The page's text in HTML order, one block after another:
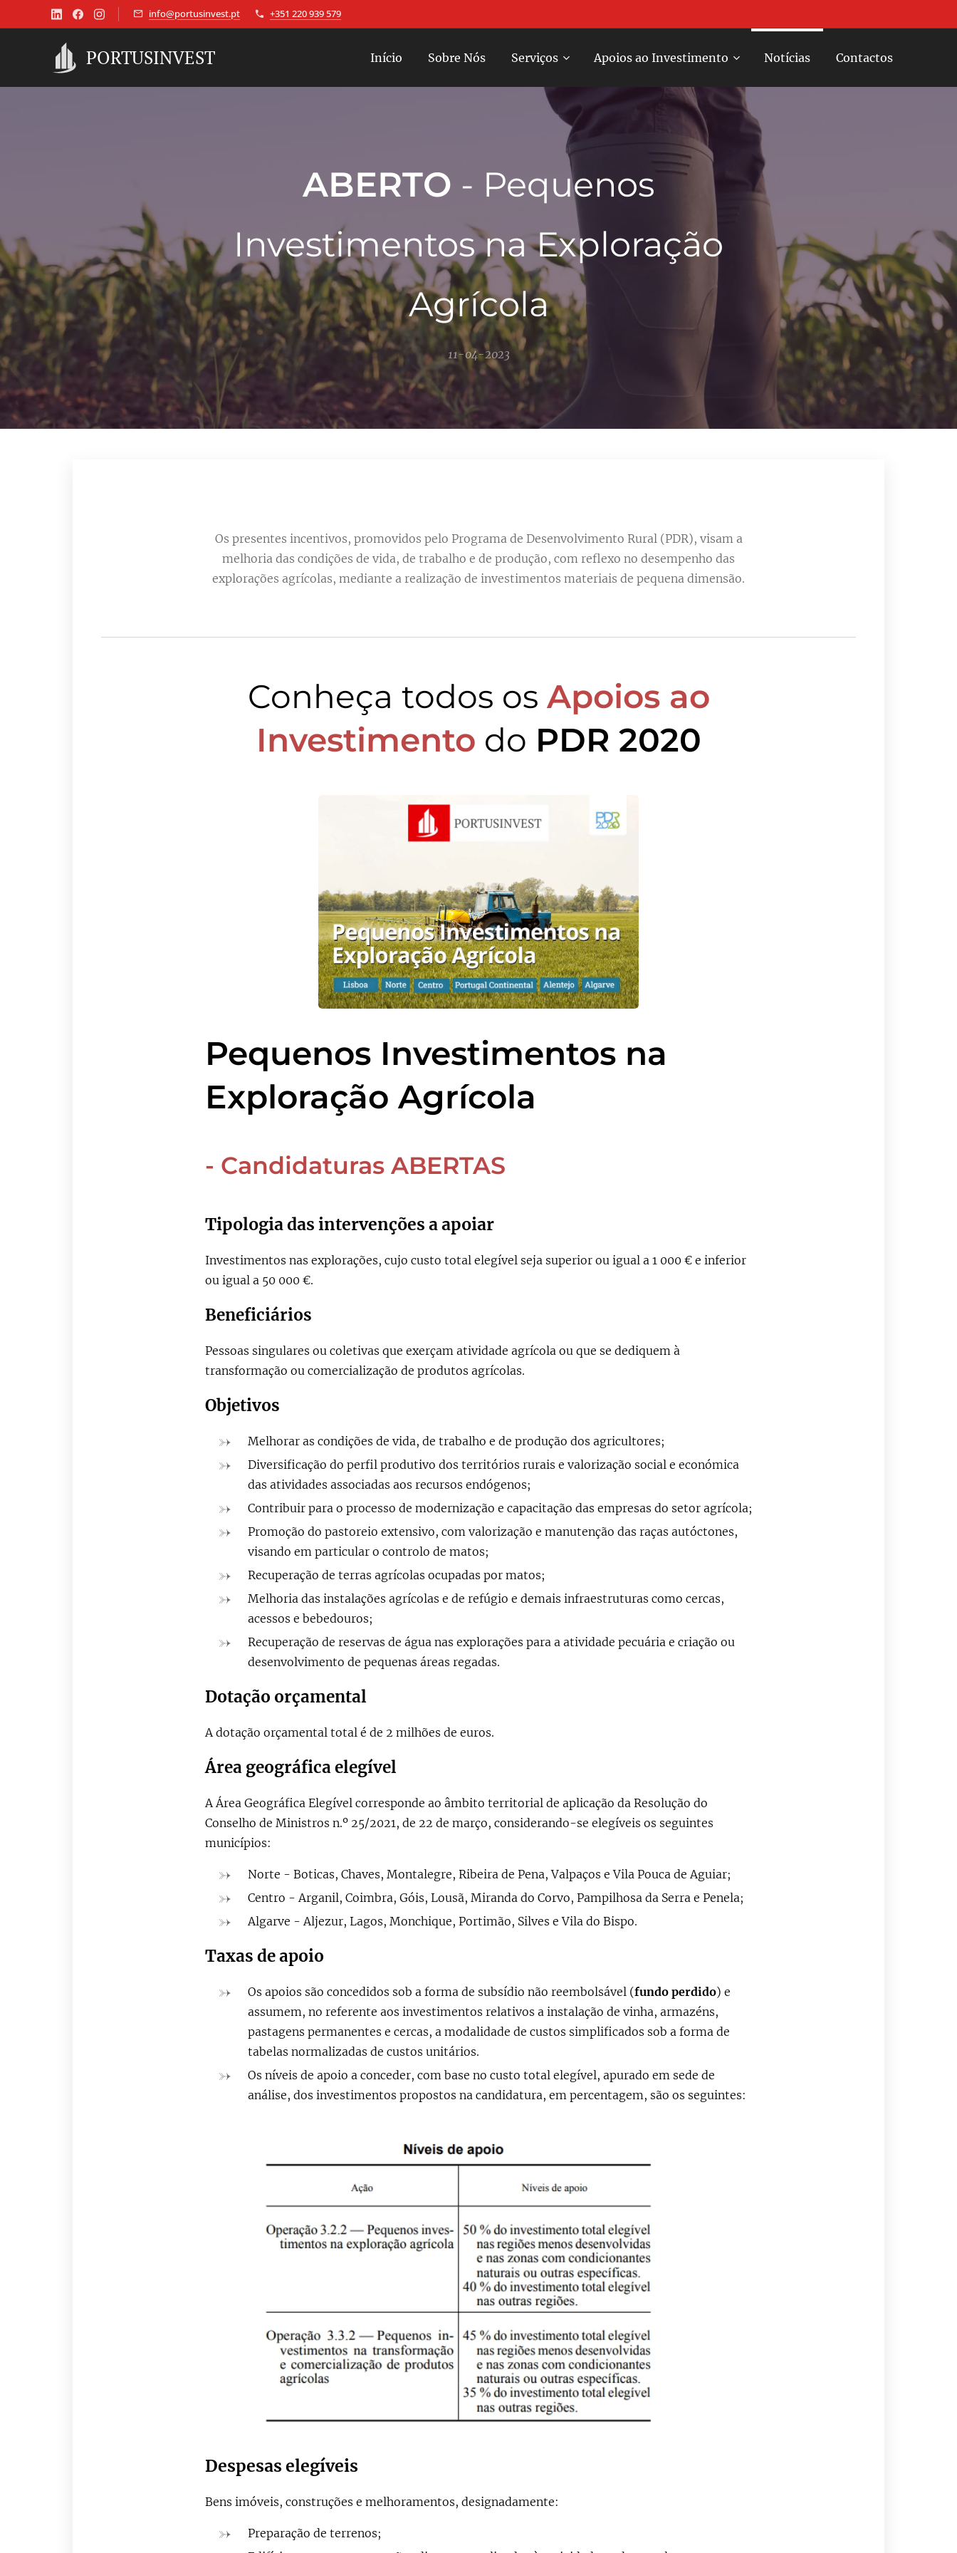
info@portusinvest.pt +351 220 939 579
PORTUSINVEST Início Sobre Nós Serviços Apoios ao Investimento Notícias Contactos
ABERTO - Pequenos
Investimentos na Exploração
Agrícola
11-04-2023
Os presentes incentivos, promovidos pelo Programa de Desenvolvimento Rural (PDR), visam a
melhoria das condições de vida, de trabalho e de produção, com reflexo no desempenho das
explorações agrícolas, mediante a realização de investimentos materiais de pequena dimensão.
Conheça todos os Apoios ao
Investimento do PDR 2020
Pequenos Investimentos na
Exploração Agrícola
- Candidaturas ABERTAS
Tipologia das intervenções a apoiar
Investimentos nas explorações, cujo custo total elegível seja superior ou igual a 1 000 € e inferior
ou igual a 50 000 €.
Beneficiários
Pessoas singulares ou coletivas que exerçam atividade agrícola ou que se dediquem à
transformação ou comercialização de produtos agrícolas.
Objetivos
Melhorar as condições de vida, de trabalho e de produção dos agricultores;
Diversificação do perfil produtivo dos territórios rurais e valorização social e económica
das atividades associadas aos recursos endógenos;
Contribuir para o processo de modernização e capacitação das empresas do setor agrícola;
Promoção do pastoreio extensivo, com valorização e manutenção das raças autóctones,
visando em particular o controlo de matos;
Recuperação de terras agrícolas ocupadas por matos;
Melhoria das instalações agrícolas e de refúgio e demais infraestruturas como cercas,
acessos e bebedouros;
Recuperação de reservas de água nas explorações para a atividade pecuária e criação ou
desenvolvimento de pequenas áreas regadas.
Dotação orçamental
A dotação orçamental total é de 2 milhões de euros.
Área geográfica elegível
A Área Geográfica Elegível corresponde ao âmbito territorial de aplicação da Resolução do
Conselho de Ministros n.º 25/2021, de 22 de março, considerando-se elegíveis os seguintes
municípios:
Norte - Boticas, Chaves, Montalegre, Ribeira de Pena, Valpaços e Vila Pouca de Aguiar;
Centro - Arganil, Coimbra, Góis, Lousã, Miranda do Corvo, Pampilhosa da Serra e Penela;
Algarve - Aljezur, Lagos, Monchique, Portimão, Silves e Vila do Bispo.
Taxas de apoio
Os apoios são concedidos sob a forma de subsídio não reembolsável (fundo perdido) e
assumem, no referente aos investimentos relativos a instalação de vinha, armazéns,
pastagens permanentes e cercas, a modalidade de custos simplificados sob a forma de
tabelas normalizadas de custos unitários.
Os níveis de apoio a conceder, com base no custo total elegível, apurado em sede de
análise, dos investimentos propostos na candidatura, em percentagem, são os seguintes:
Despesas elegíveis
Bens imóveis, construções e melhoramentos, designadamente:
Preparação de terrenos;